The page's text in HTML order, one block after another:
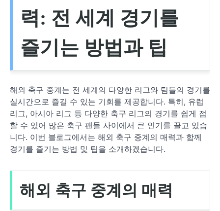
력: 전 세계 경기를
즐기는 방법과 팁
해외 축구 중계는 전 세계의 다양한 리그와 팀들의 경기를
실시간으로 즐길 수 있는 기회를 제공합니다. 특히, 유럽
리그, 아시아 리그 등 다양한 축구 리그의 경기를 쉽게 접
할 수 있어 많은 축구 팬들 사이에서 큰 인기를 끌고 있습
니다. 이번 블로그에서는 해외 축구 중계의 매력과 함께
경기를 즐기는 방법 및 팁을 소개하겠습니다.
해외 축구 중계의 매력